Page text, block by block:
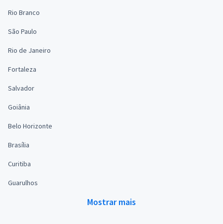
Rio Branco
São Paulo
Rio de Janeiro
Fortaleza
Salvador
Goiânia
Belo Horizonte
Brasília
Curitiba
Guarulhos
Mostrar mais